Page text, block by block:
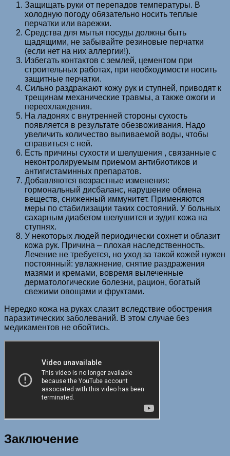
Защищать руки от перепадов температуры. В
холодную погоду обязательно носить теплые
перчатки или варежки.
Средства для мытья посуды должны быть
щадящими, не забывайте резиновые перчатки
(если нет на них аллергии!).
Избегать контактов с землей, цементом при
строительных работах, при необходимости носить
защитные перчатки.
Сильно раздражают кожу рук и ступней, приводят к
трещинам механические травмы, а также ожоги и
переохлаждения.
На ладонях с внутренней стороны сухость
появляется в результате обезвоживания. Надо
увеличить количество выпиваемой воды, чтобы
справиться с ней.
Есть причины сухости и шелушения , связанные с
неконтролируемым приемом антибиотиков и
антигистаминных препаратов.
Добавляются возрастные изменения:
гормональный дисбаланс, нарушение обмена
веществ, сниженный иммунитет. Применяются
меры по стабилизации таких состояний. У больных
сахарным диабетом шелушится и зудит кожа на
ступнях.
У некоторых людей периодически сохнет и облазит
кожа рук. Причина – плохая наследственность.
Лечение не требуется, но уход за такой кожей нужен
постоянный: увлажнение, снятие раздражения
мазями и кремами, вовремя вылеченные
дерматологические болезни, рацион, богатый
свежими овощами и фруктами.
Нередко кожа на руках слазит вследствие обострения
паразитических заболеваний. В этом случае без
медикаментов не обойтись.
Заключение